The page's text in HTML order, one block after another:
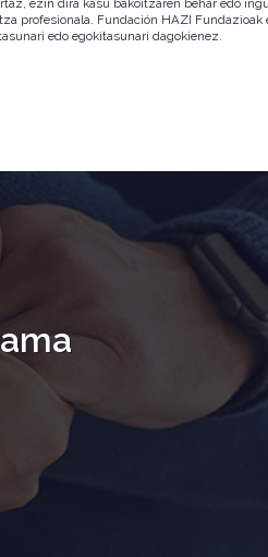
ezin dira kasu bakoitzaren behar edo
profesionala. Fundación HAZI
edo egokitasunari dagokienez.